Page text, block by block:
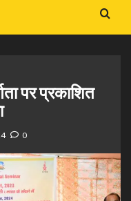
पर प्रकाशित
0